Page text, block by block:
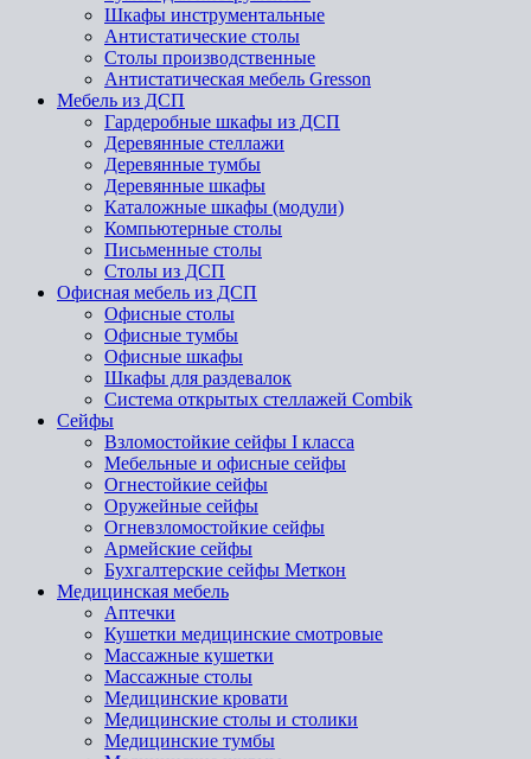
Шкафы инструментальные
Антистатические столы
Столы производственные
Антистатическая мебель Gresson
Мебель из ДСП
Гардеробные шкафы из ДСП
Деревянные стеллажи
Деревянные тумбы
Деревянные шкафы
Каталожные шкафы (модули)
Компьютерные столы
Письменные столы
Столы из ДСП
Офисная мебель из ДСП
Офисные столы
Офисные тумбы
Офисные шкафы
Шкафы для раздевалок
Система открытых стеллажей Combik
Сейфы
Взломостойкие сейфы I класса
Мебельные и офисные сейфы
Огнестойкие сейфы
Оружейные сейфы
Огневзломостойкие сейфы
Армейские сейфы
Бухгалтерские сейфы Меткон
Медицинская мебель
Аптечки
Кушетки медицинские смотровые
Массажные кушетки
Массажные столы
Медицинские кровати
Медицинские столы и столики
Медицинские тумбы